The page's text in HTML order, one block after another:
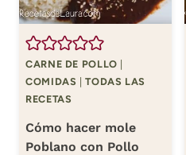
CARNE DE POLLO
COMIDAS |TODAS LAS
RECETAS
Cómo hacer mole
Poblano con Pollo